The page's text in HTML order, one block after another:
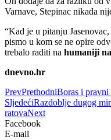
Varnave, Stepinac nikada
“Kad je u pitanju
pismo u kom se ne opire
trebalo raditi na humaniji
dnevno.hr
PrevPrethodniBoras i pravni
SljedećiRazdoblje dugog
ratovaNext
Facebook
E-mail